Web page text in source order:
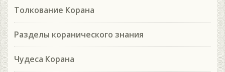
Толкование Корана
Разделы коранического знания
Чудеса Корана